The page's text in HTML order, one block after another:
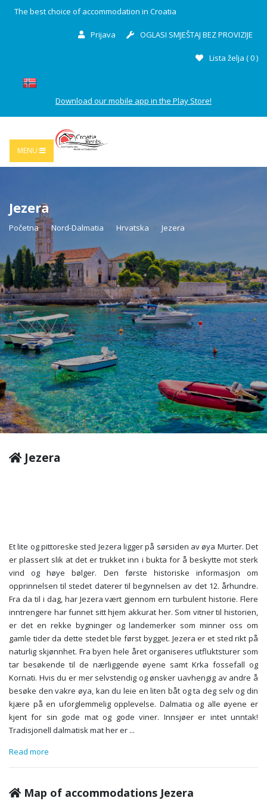
The best choice of accommodation in Croatia
Prijava OGLASI SMJEŠTAJ BEZ PROVIZIJE
Lista želja (0)
Download our mobile app in the Play Store!
MENU
Jezera
Početna Nord-Dalmatia Hrvatska Jezera
Jezera
Et lite og pittoreske sted Jezera ligger på sørsiden av øya Murter. Det
er plassert slik at det er trukket inn i bukta for å beskytte mot sterk
vind og høye bølger. Den første historiske informasjon om
opprinnelsen til stedet daterer til begynnelsen av det 12. århundre.
Fra da til i dag, har Jezera vært gjennom ern turbulent historie. Flere
inntrengere har funnet sitt hjem akkurat her. Som vitner til historien,
er det en rekke bygninger og landemerker som minner oss om
gamle tider da dette stedet ble først bygget. Jezera er et sted rikt på
naturlig skjønnhet. Fra byen hele året organiseres utfluktsturer som
tar besøkende til de nærliggende øyene samt Krka fossefall og
Kornati. Hvis du er mer selvstendig og ønsker uavhengig av andre å
besøke den vakre øya, kan du leie en liten båt og ta deg selv og din
kjære på en uforglemmelig opplevelse. Dalmatia og alle øyene er
kjent for sin gode mat og gode viner. Innsjøer er intet unntak!
Tradisjonell dalmatisk mat her er ...
Read more
Map of accommodations Jezera